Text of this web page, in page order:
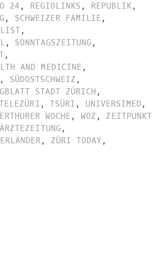
24, REGIOLINKS , REPUBLIK,
, SCHWEIZER FAMILIE,
,
, SONNTAGSZEITUNG,
,
AND MEDICINE,
, SÜDOSTSCHWEIZ,
STADT ZÜRICH,
, TSÜRI , UNIVERSIMED,
WOCHE, WOZ, ZEITPUNKT
,
, ZÜRI TODAY,